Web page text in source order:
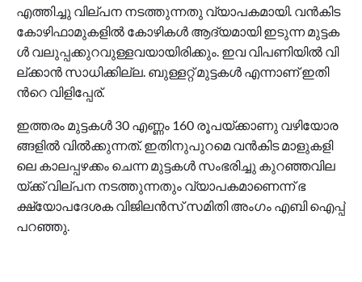
എ​​ത്തി​​ച്ചു വി​​ല്പ​​ന ന​​ട​​ത്തു​​ന്ന​​തു വ്യാ​​പ​​ക​​മാ​​യി. വ​​ന്‍​കി​​ട
കോ​​ഴി​​ഫാ​​മു​​ക​​ളി​​ല്‍ കോ​​ഴി​​ക​​ള്‍ ആ​​ദ്യ​​മാ​​യി ഇ​​ടു​​ന്ന മു​​ട്ട​​ക​​
ള്‍ വ​​ലു​​പ്പ​​ക്കു​​റ​​വു​​ള്ള​​വ​​യാ​​യി​​രി​​ക്കും. ഇ​​വ വി​​പ​​ണി​​യി​​ല്‍ വി​​
ല്ക്കാ​​ന്‍ സാ​​ധി​​ക്കി​​ല്ല. ബു​​ള്ള​​റ്റ് മു​​ട്ട​​ക​​ള്‍ എ​​ന്നാ​​ണ് ഇ​​തി​​
ന്‍റെ വി​​ളി​​പ്പേ​​ര്.
ഇ​​ത്ത​​രം മു​​ട്ട​​ക​​ള്‍ 30 എ​​ണ്ണം 160 രൂ​​പ​​യ്ക്കാ​​ണു വ​​ഴി​​യോ​​ര​​
ങ്ങ​​ളി​​ല്‍ വി​​ല്‍​ക്കു​​ന്ന​​ത്. ഇ​​തി​​നു​​പു​​റ​​മെ വ​​ന്‍​കി​​ട മാ​​ളു​​ക​​ളി​​
ലെ കാ​​ല​​പ്പ​​ഴ​​ക്കം ചെ​​ന്ന മു​​ട്ട​​ക​​ള്‍ സം​​ഭ​​രി​​ച്ചു കു​​റ​​ഞ്ഞ​​വി​​ല​​
യ്ക്ക് വി​​ല്പ​​ന ന​​ട​​ത്തു​​ന്ന​​തും വ്യാ​​പ​​ക​​മാ​​ണെ​​ന്ന് ഭ​​
ക്ഷ്യോ​​പ​​ദേ​​ശ​​ക വി​​ജി​​ല​​ന്‍​സ് സ​​മി​​തി അം​​ഗം എ​​ബി ഐ​​പ്പ്
പ​​റ​​ഞ്ഞു.